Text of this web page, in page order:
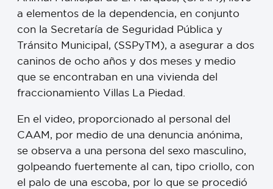
a elementos de la dependencia, en conjunto
con la Secretaría de Seguridad Pública y
Tránsito Municipal, (SSPyTM), a asegurar a dos
caninos de ocho años y dos meses y medio
que se encontraban en una vivienda del
fraccionamiento Villas La Piedad.
En el video, proporcionado al personal del
CAAM, por medio de una denuncia anónima,
se observa a una persona del sexo masculino,
golpeando fuertemente al can, tipo criollo, con
el palo de una escoba, por lo que se procedió